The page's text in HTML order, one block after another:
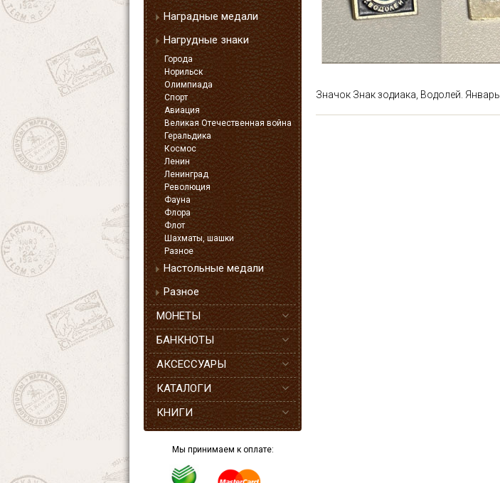
Наградные медали
Нагрудные знаки
Города
Норильск
Олимпиада
Спорт
Авиация
Великая Отечественная война
Геральдика
Космос
Ленин
Ленинград
Революция
Фауна
Флора
Флот
Шахматы, шашки
Разное
Настольные медали
Разное
МОНЕТЫ
БАНКНОТЫ
АКСЕССУАРЫ
КАТАЛОГИ
КНИГИ
Мы принимаем к оплате:
Значок Знак зодиака, Водолей. Январь